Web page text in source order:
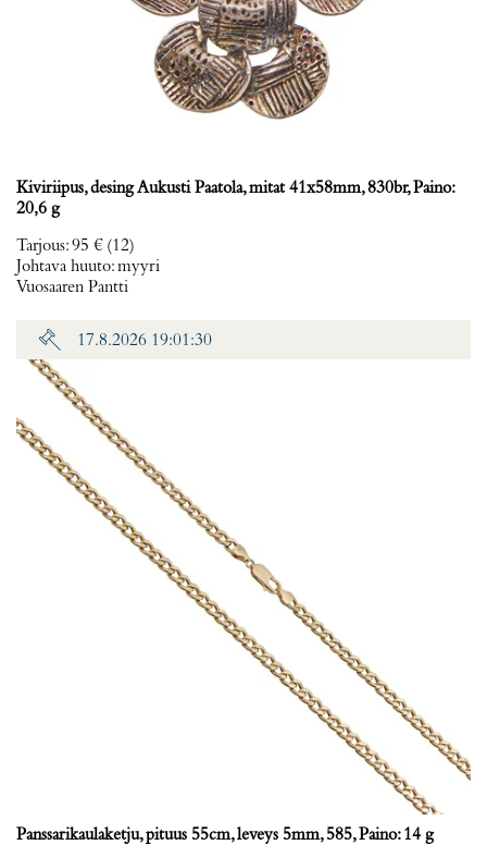
Kiviriipus, desing Aukusti Paatola, mitat 41x58mm, 830br, Paino:
20,6 g
Tarjous:95 € (12)
Johtava huuto:myyri
Vuosaaren Pantti
17.8.2026 19:01:30
Panssarikaulaketju, pituus 55cm, leveys 5mm, 585, Paino: 14 g